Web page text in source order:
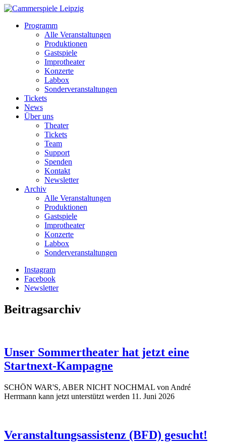
Programm
Alle Veranstaltungen
Produktionen
Gastspiele
Improtheater
Konzerte
Labbox
Sonderveranstaltungen
Tickets
News
Über uns
Theater
Tickets
Team
Support
Spenden
Kontakt
Newsletter
Archiv
Alle Veranstaltungen
Produktionen
Gastspiele
Improtheater
Konzerte
Labbox
Sonderveranstaltungen
Instagram
Facebook
Newsletter
Beitragsarchiv
Unser Sommertheater hat jetzt eine
Startnext-Kampagne
SCHÖN WAR'S, ABER NICHT NOCHMAL von André
Herrmann kann jetzt unterstützt werden 11. Juni 2026
Veranstaltungsassistenz (BFD) gesucht!